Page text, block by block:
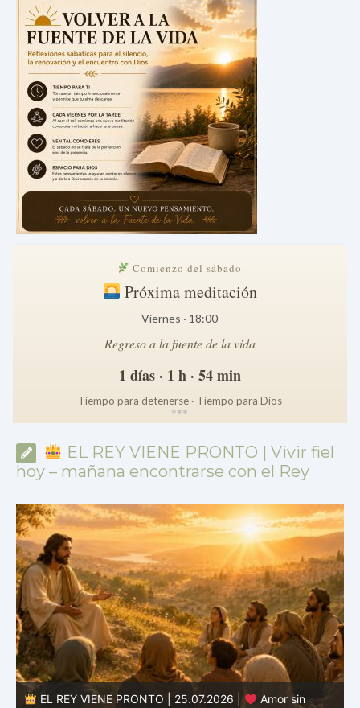
Comienzo del sábado
Próxima meditación
Viernes · 18:00
Regreso a la fuente de la vida
1 días · 1 h · 54 min
Tiempo para detenerse · Tiempo para Dios
***
EL REY VIENE PRONTO | Vivir fiel
hoy – mañana encontrarse con el Rey
EL REY VIENE PRONTO | 25.07.2026 |
Amor sin